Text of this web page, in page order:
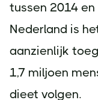
tussen 2014
Nederland is
aanzienlijk
1,7 miljoen
dieet volgen.